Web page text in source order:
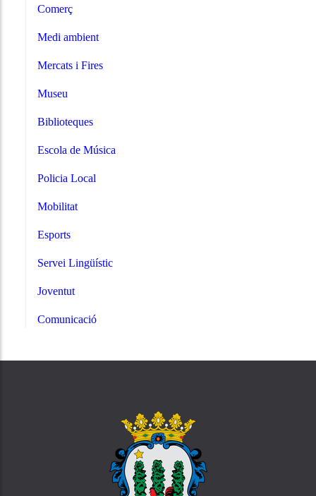
Comerç
Medi ambient
Mercats i Fires
Museu
Biblioteques
Escola de Música
Policia Local
Mobilitat
Esports
Servei Lingüístic
Joventut
Comunicació